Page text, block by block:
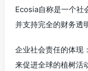
Ecosia自称是一个社
并支持完全的财务透
企业社会责任的体现
来促进全球的植树活